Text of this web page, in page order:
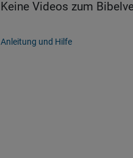
Keine Videos zum
Anleitung und Hilfe